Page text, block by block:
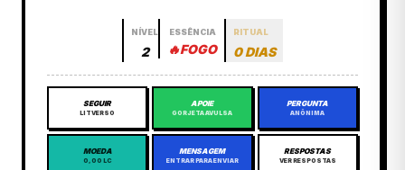
NÍVEL
2
ESSÊNCIA
🔥FOGO
RITUAL
0 DIAS
SEGUIR
LITVERSO
APOIE
GORJETA AVULSA
PERGUNTA
ANÔNIMA
MOEDA
0,00 LC
MENSAGEM
ENTRAR PARA ENVIAR
RESPOSTAS
VER RESPOSTAS